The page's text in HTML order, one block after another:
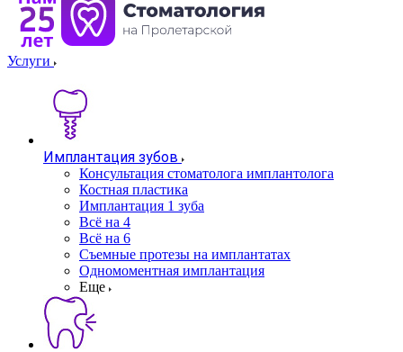
Услуги
Имплантация зубов
Консультация стоматолога имплантолога
Костная пластика
Имплантация 1 зуба
Всё на 4
Всё на 6
Съемные протезы на имплантатах
Одномоментная имплантация
Еще